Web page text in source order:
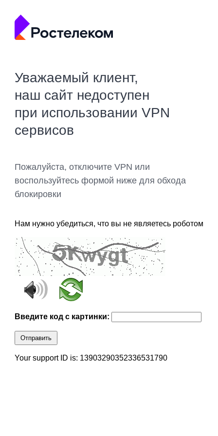
Уважаемый клиент,
наш сайт недоступен
при использовании VPN
сервисов
Пожалуйста, отключите VPN или
воспользуйтесь формой ниже для обхода
блокировки
Нам нужно убедиться, что вы не являетесь роботом
Введите код с картинки:
Отправить
Your support ID is: 13903290352336531790